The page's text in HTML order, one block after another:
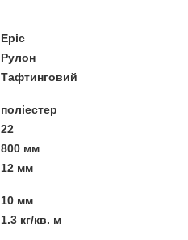
Epic
Рулон
Тафтинговий
поліестер
22
800 мм
12 мм
10 мм
1.3 кг/кв. м